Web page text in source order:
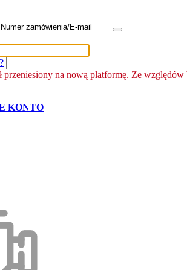
przeniesiony na nową platformę. Ze
KONTO